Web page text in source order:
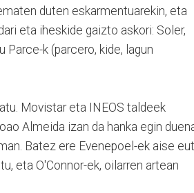
duten eskarmentuarekin, eta
eta iheskide gaizto askori: Soler,
Parce-k (parcero, kide, lagun
Movistar eta INEOS taldeek
Almeida izan da hanka egin
Batez ere Evenepoel-ek aise
eta O'Connor-ek, oilarren artean